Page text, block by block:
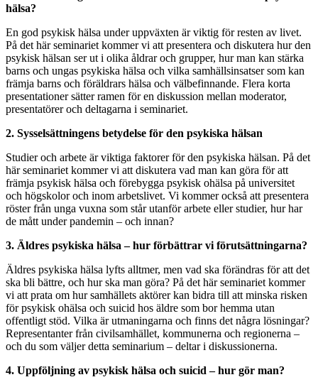
hälsa?
En god psykisk hälsa under uppväxten är viktig för resten av livet.
På det här seminariet kommer vi att presentera och diskutera hur den
psykisk hälsan ser ut i olika åldrar och grupper, hur man kan stärka
barns och ungas psykiska hälsa och vilka samhällsinsatser som kan
främja barns och föräldrars hälsa och välbefinnande. Flera korta
presentationer sätter ramen för en diskussion mellan moderator,
presentatörer och deltagarna i seminariet.
2. Sysselsättningens betydelse för den psykiska hälsan
Studier och arbete är viktiga faktorer för den psykiska hälsan. På det
här seminariet kommer vi att diskutera vad man kan göra för att
främja psykisk hälsa och förebygga psykisk ohälsa på universitet
och högskolor och inom arbetslivet. Vi kommer också att presentera
röster från unga vuxna som står utanför arbete eller studier, hur har
de mått under pandemin – och innan?
3. Äldres psykiska hälsa – hur förbättrar vi förutsättningarna?
Äldres psykiska hälsa lyfts alltmer, men vad ska förändras för att det
ska bli bättre, och hur ska man göra? På det här seminariet kommer
vi att prata om hur samhällets aktörer kan bidra till att minska risken
för psykisk ohälsa och suicid hos äldre som bor hemma utan
offentligt stöd. Vilka är utmaningarna och finns det några lösningar?
Representanter från civilsamhället, kommunerna och regionerna –
och du som väljer detta seminarium – deltar i diskussionerna.
4. Uppföljning av psykisk hälsa och suicid – hur gör man?